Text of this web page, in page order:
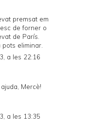
premsat em
de forner o
de París.
eliminar.
a les 22:16
Mercè!
a les 13:35